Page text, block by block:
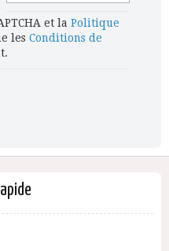
et la Politique
les Conditions de